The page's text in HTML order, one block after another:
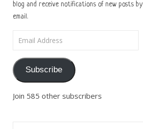
blog and receive notifications of new posts by
email.
Subscribe
Join 585 other subscribers